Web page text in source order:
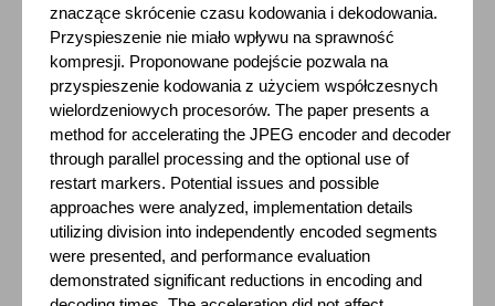
znaczące skrócenie czasu kodowania i dekodowania.
Przyspieszenie nie miało wpływu na sprawność
kompresji. Proponowane podejście pozwala na
przyspieszenie kodowania z użyciem współczesnych
wielordzeniowych procesorów. The paper presents a
method for accelerating the JPEG encoder and decoder
through parallel processing and the optional use of
restart markers. Potential issues and possible
approaches were analyzed, implementation details
utilizing division into independently encoded segments
were presented, and performance evaluation
demonstrated significant reductions in encoding and